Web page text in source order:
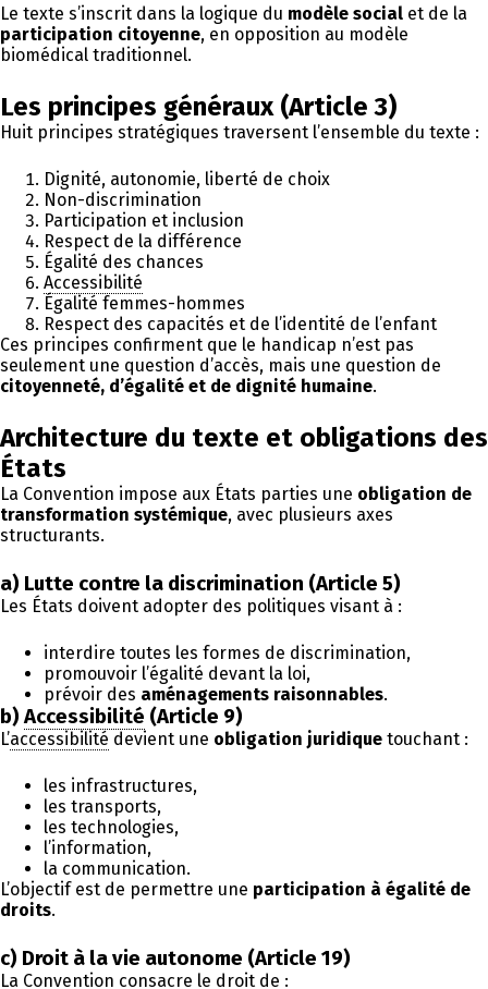
Le texte s’inscrit dans la logique du modèle social et de la
participation citoyenne, en opposition au modèle
biomédical traditionnel.
Les principes généraux (Article 3)
Huit principes stratégiques traversent l’ensemble du texte :
Dignité, autonomie, liberté de choix
Non-discrimination
Participation et inclusion
Respect de la différence
Égalité des chances
Accessibilité
Égalité femmes-hommes
Respect des capacités et de l’identité de l’enfant
Ces principes confirment que le handicap n’est pas
seulement une question d’accès, mais une question de
citoyenneté, d’égalité et de dignité humaine.
Architecture du texte et obligations des
États
La Convention impose aux États parties une obligation de
transformation systémique, avec plusieurs axes
structurants.
a) Lutte contre la discrimination (Article 5)
Les États doivent adopter des politiques visant à :
interdire toutes les formes de discrimination,
promouvoir l’égalité devant la loi,
prévoir des aménagements raisonnables.
b)Accessibilité (Article 9)
L’accessibilité devient une obligation juridique touchant :
les infrastructures,
les transports,
les technologies,
l’information,
la communication.
L’objectif est de permettre une participation à égalité de
droits.
c) Droit à la vie autonome (Article 19)
La Convention consacre le droit de :